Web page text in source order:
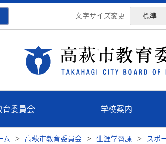
文字サイズ変更 標準
育委員会 学校案内
ム > 高萩市教育委員会 > 生涯学習課 > スポ